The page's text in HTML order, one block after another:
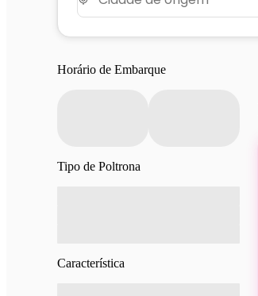
Horário de Embarque
Tipo de Poltrona
Característica